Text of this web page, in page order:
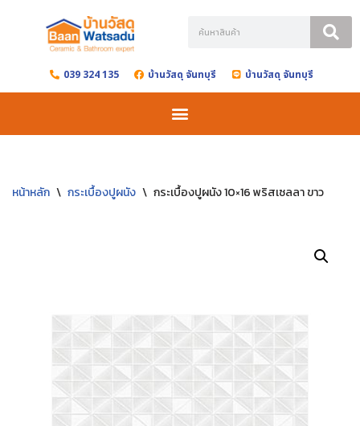
content 039 324 135 บ้านวัสดุ จันทบุรี บ้านวัสดุ จันทบุรี
หน้าหลัก \ กระเบื้องปูผนัง \ กระเบื้องปูผนัง 10×16 พริสเซลลา ขาว